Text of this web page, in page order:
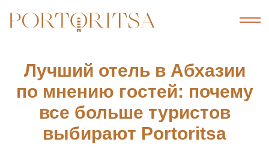
Лучший отель в Абхазии
по мнению гостей: почему
все больше туристов
выбирают Portoritsa